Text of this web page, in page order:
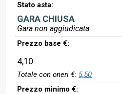
Stato asta:
GARA CHIUSA
Gara non aggiudicata
Prezzo base €:
4,10
Totale con oneri €: 5,50
Prezzo minimo €: